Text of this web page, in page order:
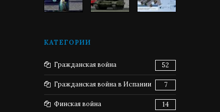
КАТЕГОРИИ
Гражданская война 52
Гражданская война в Испании 7
Финская война 14